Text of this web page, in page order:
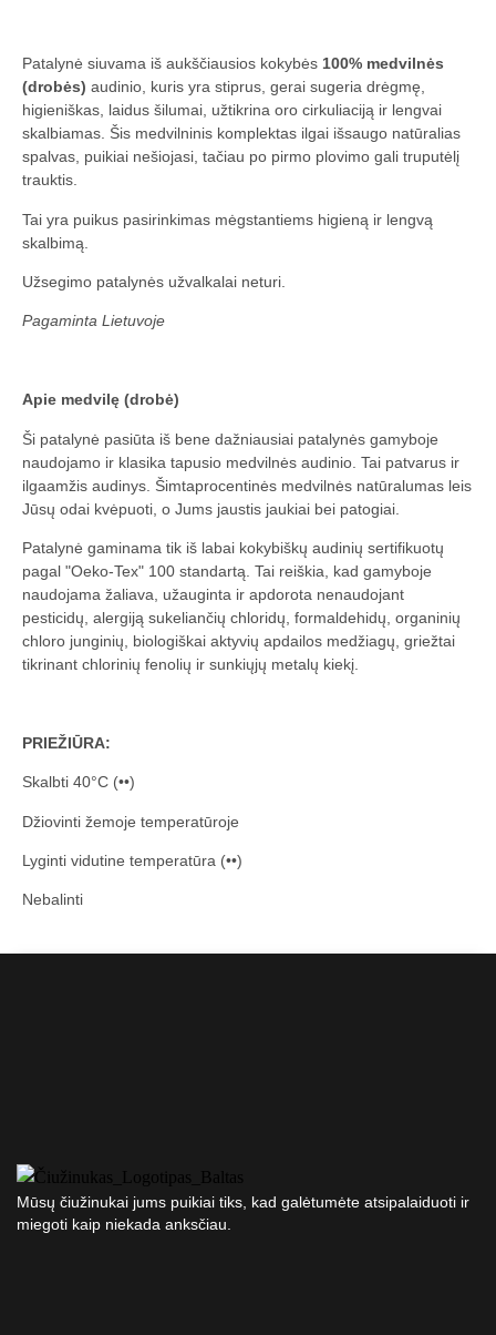
Patalynė siuvama iš aukščiausios kokybės 100% medvilnės
(drobės) audinio, kuris yra stiprus, gerai sugeria drėgmę,
higieniškas, laidus šilumai, užtikrina oro cirkuliaciją ir lengvai
skalbiamas. Šis medvilninis komplektas ilgai išsaugo natūralias
spalvas, puikiai nešiojasi, tačiau po pirmo plovimo gali truputėlį
trauktis.
Tai yra puikus pasirinkimas mėgstantiems higieną ir lengvą
skalbimą.
Užsegimo patalynės užvalkalai neturi.
Pagaminta Lietuvoje
Apie medvilę (drobė)
Ši patalynė pasiūta iš bene dažniausiai patalynės gamyboje
naudojamo ir klasika tapusio medvilnės audinio. Tai patvarus ir
ilgaamžis audinys. Šimtaprocentinės medvilnės natūralumas leis
Jūsų odai kvėpuoti, o Jums jaustis jaukiai bei patogiai.
Patalynė gaminama tik iš labai kokybiškų audinių sertifikuotų
pagal "Oeko-Tex" 100 standartą. Tai reiškia, kad gamyboje
naudojama žaliava, užauginta ir apdorota nenaudojant
pesticidų, alergiją sukeliančių chloridų, formaldehidų, organinių
chloro junginių, biologiškai aktyvių apdailos medžiagų, griežtai
tikrinant chlorinių fenolių ir sunkiųjų metalų kiekį.
PRIEŽIŪRA:
Skalbti 40°C (••)
Džiovinti žemoje temperatūroje
Lyginti vidutine temperatūra (••)
Nebalinti
Mūsų čiužinukai jums puikiai tiks, kad galėtumėte atsipalaiduoti ir
miegoti kaip niekada anksčiau.